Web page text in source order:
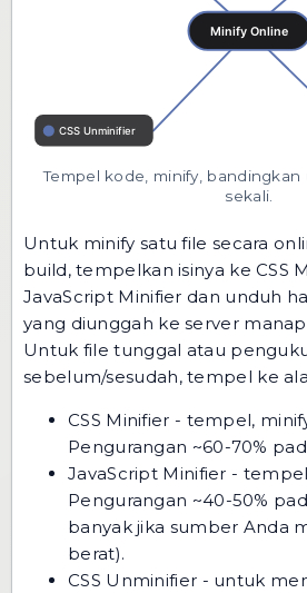
Tempel kode, minify,
sekali.
Untuk minify satu file secara
build, tempelkan isinya ke CSS
JavaScript Minifier dan unduh
yang diunggah ke server
Untuk file tunggal atau
sebelum/sesudah, tempel ke
CSS Minifier - tempel,
Pengurangan ~60-70%
JavaScript Minifier -
Pengurangan ~40-50%
banyak jika sumber Anda
berat).
CSS Unminifier - untuk